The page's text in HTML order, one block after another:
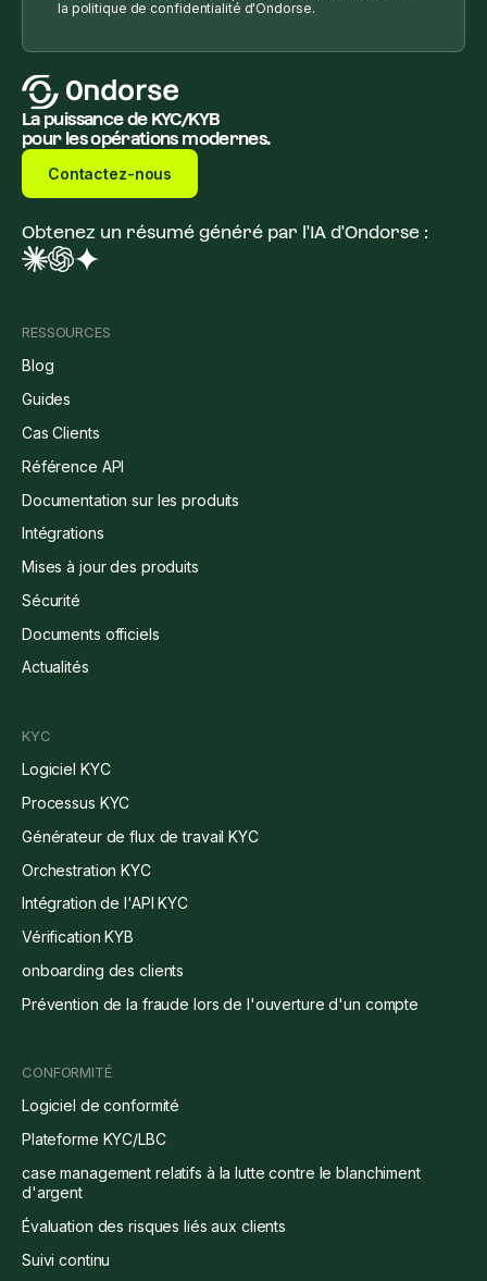
la politique de confidentialité d'Ondorse.
La puissance de KYC/KYB
pour les opérations modernes.
Contactez-nous
Obtenez un résumé généré par l'IA d'Ondorse :
RESSOURCES
Blog
Guides
Cas Clients
Référence API
Documentation sur les produits
Intégrations
Mises à jour des produits
Sécurité
Documents officiels
Actualités
KYC
Logiciel KYC
Processus KYC
Générateur de flux de travail KYC
Orchestration KYC
Intégration de l'API KYC
Vérification KYB
onboarding des clients
Prévention de la fraude lors de l'ouverture d'un compte
CONFORMITÉ
Logiciel de conformité
Plateforme KYC/LBC
case management relatifs à la lutte contre le blanchiment
d'argent
Évaluation des risques liés aux clients
Suivi continu